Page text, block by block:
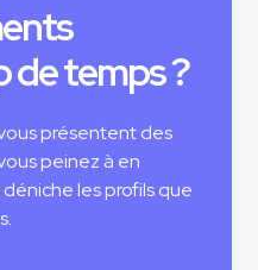
de temps ?
présentent des
peinez à en
les profils que